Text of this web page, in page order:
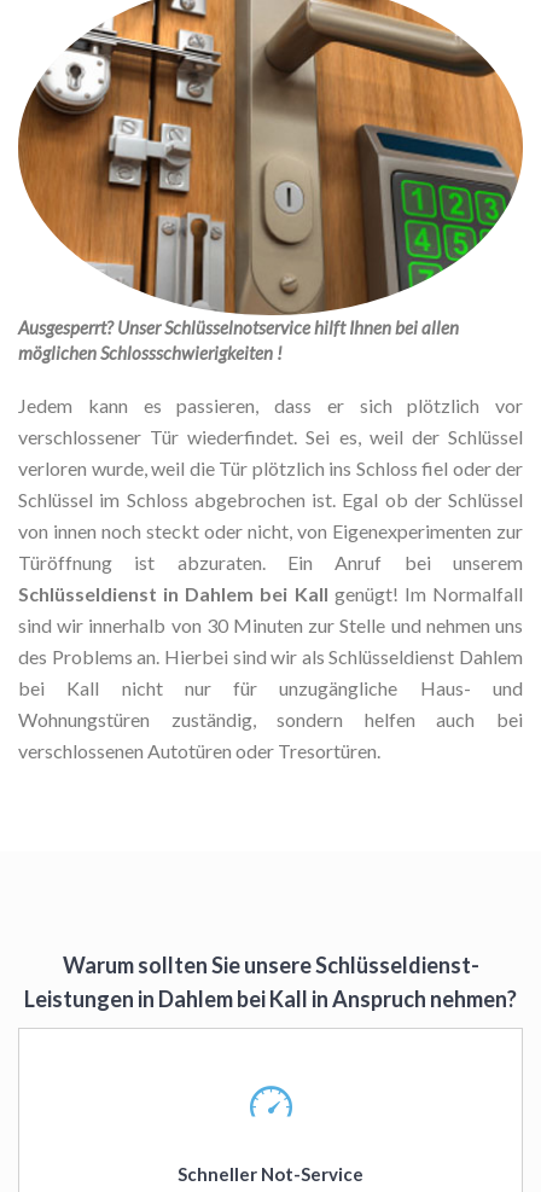
Ausgesperrt? Unser Schlüsselnotservice hilft Ihnen bei allen
möglichen Schlossschwierigkeiten !
Jedem kann es passieren, dass er sich plötzlich vor
verschlossener Tür wiederfindet. Sei es, weil der Schlüssel
verloren wurde, weil die Tür plötzlich ins Schloss fiel oder der
Schlüssel im Schloss abgebrochen ist. Egal ob der Schlüssel
von innen noch steckt oder nicht, von Eigenexperimenten zur
Türöffnung ist abzuraten. Ein Anruf bei unserem
Schlüsseldienst in Dahlem bei Kall genügt! Im Normalfall
sind wir innerhalb von 30 Minuten zur Stelle und nehmen uns
des Problems an. Hierbei sind wir als Schlüsseldienst Dahlem
bei Kall nicht nur für unzugängliche Haus- und
Wohnungstüren zuständig, sondern helfen auch bei
verschlossenen Autotüren oder Tresortüren.
Warum sollten Sie unsere Schlüsseldienst-
Leistungen in Dahlem bei Kall in Anspruch nehmen?
Schneller Not-Service